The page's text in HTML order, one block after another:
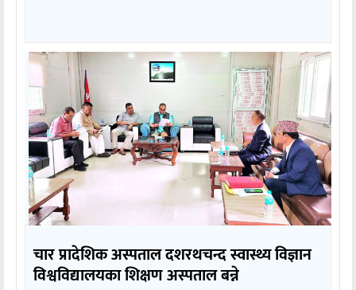
चार प्रादेशिक अस्पताल दशरथचन्द स्वास्थ्य विज्ञान
विश्वविद्यालयका शिक्षण अस्पताल बन्ने